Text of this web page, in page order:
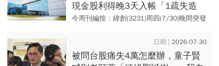
現金股利得晚3天入帳「1疏失造
成」…176元漲停要追？一理由相
今周刊編按：緯創(3231)周四(7/30)晚間突發
三商電腦發生作業疏失，致使部分資料錯
誤，為維護股東...
2026-07-30
被問台股痛失4萬怎麼辦，童子賢